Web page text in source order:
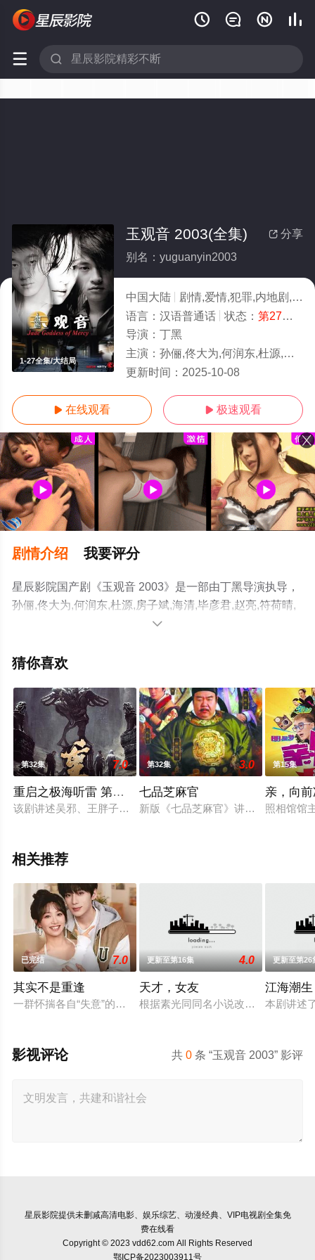
   
 
1-27全集/大结局
 分享
玉观音 2003(全集)
别名：yuguanyin2003
中国大陆
剧情,爱情,犯罪,内地剧,大陆
语言： 汉语普通话 状态： 第27集完结
导演： 丁黑
主演： 孙俪,佟大为,何润东,杜源,房子斌,海清,毕彦君,赵亮,符荷晴,赵敏芬,张光北,冯国强,范伟,贺元庆,李连义
更新时间： 2025-10-08
 在线观看  极速观看
剧情介绍 我要评分
星辰影院国产剧《玉观音 2003》是一部由丁黑导演执导，
孙俪,佟大为,何润东,杜源,房子斌,海清,毕彦君,赵亮,符荷晴,
赵敏芬,张光北,冯国强,范伟,贺元庆,李连义,哈斯其其格等演
全集），手机免费观看高清无删减完整版电视剧全集就上
剧情网等平台了解。

猜你喜欢
第32集 7.0
重启之极海听雷 第一季
该剧讲述吴邪、王胖子、张起灵铁三角十年之约结束退隐雨村
第32集 3.0
七品芝麻官
新版《七品芝麻官》讲述了由郑则仕
第15集
亲，向
照相馆馆
相关推荐
已完结 7.0
其实不是重逢
一群怀揣各自“失意”的年轻人，在沿海小城南安相遇相知，他
更新至第16集 4.0
天才，女友
根据素光同同名小说改编。江逾白长
更新至第26
江海潮生
本剧讲述
共0 条 “玉观音 2003” 影评
影视评论
星辰影院提供未删减高清电影、娱乐综艺、动漫经典、VIP电视剧全集免
费在线看
Copyright © 2023 vdd62.com All Rights Reserved
鄂ICP备2023003911号